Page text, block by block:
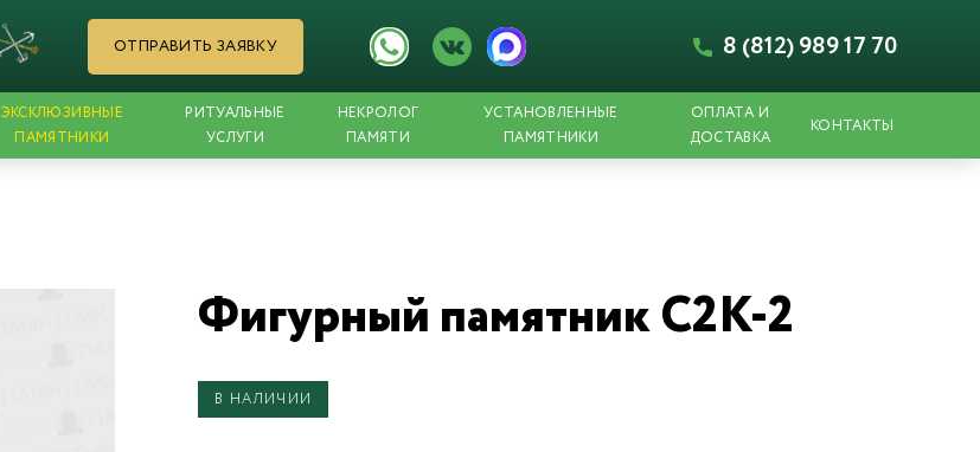
ОТПРАВИТЬ ЗАЯВКУ 8 (812) 989 17 70
ЭКСКЛЮЗИВНЫЕ
ПАМЯТНИКИ
РИТУАЛЬНЫЕ
УСЛУГИ
НЕКРОЛОГ
ПАМЯТИ
УСТАНОВЛЕННЫЕ
ПАМЯТНИКИ
ОПЛАТА И
ДОСТАВКА
КОНТАКТЫ
Фигурный памятник С2К-2
В НАЛИЧИИ